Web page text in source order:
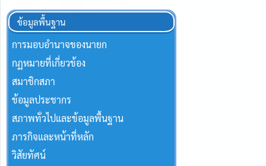
ข้อมูลพื้นฐาน
การมอบอำนาจของนายก
กฏหมายที่เกี่ยวข้อง
สมาชิกสภา
ข้อมูลประชากร
สภาพทั่วไปและข้อมูลพื้นฐาน
ภารกิจและหน้าที่หลัก
วิสัยทัศน์